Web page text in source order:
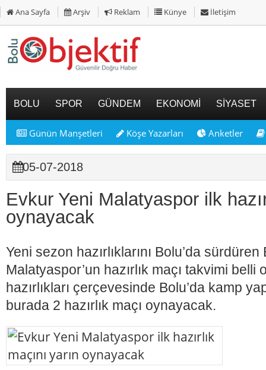
Ana Sayfa Arşiv Reklam Künye İletişim
BOLU SPOR GÜNDEM EKONOMİ SİYASET
Günün Manşetleri Köşe Yazarları Anketler
05-07-2018
Evkur Yeni Malatyaspor ilk
oynayacak
Yeni sezon hazırlıklarını Bolu’da sürdüren
Malatyaspor’un hazırlık maçı takvimi belli
hazırlıkları çerçevesinde Bolu’da kamp
burada 2 hazırlık maçı oynayacak.